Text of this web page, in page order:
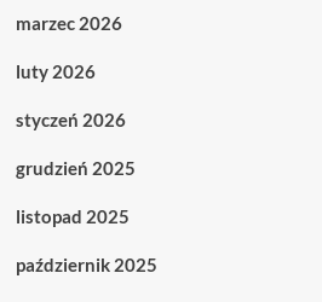
marzec 2026
luty 2026
styczeń 2026
grudzień 2025
listopad 2025
październik 2025